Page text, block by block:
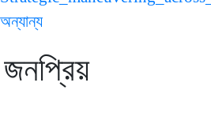
অন্যান্য
জনপ্রিয়